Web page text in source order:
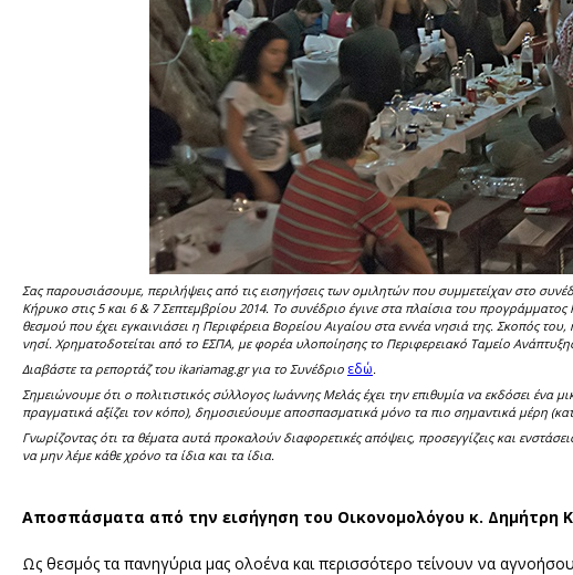
Σας παρουσιάσουμε, περιλήψεις από τις εισηγήσεις των ομιλητών που συμμετείχαν στο
Κήρυκο στις 5 και 6 & 7 Σεπτεμβρίου 2014. Το συνέδριο έγινε στα πλαίσια του
θεσμού που έχει εγκαινιάσει η Περιφέρεια Βορείου Αιγαίου στα εννέα νησιά της. Σκοπός
νησί. Χρηματοδοτείται από το ΕΣΠΑ, με φορέα υλοποίησης το Περιφερειακό Ταμείο
Διαβάστε τα ρεπορτάζ του ikariamag.gr για το Συνέδριο εδώ.
Σημειώνουμε ότι ο πολιτιστικός σύλλογος Ιωάννης Μελάς έχει την επιθυμία να εκδόσει
πραγματικά αξίζει τον κόπο), δημοσιεύουμε αποσπασματικά μόνο τα πιο σημαντικά μέρη
Γνωρίζοντας ότι τα θέματα αυτά προκαλούν διαφορετικές απόψεις, προσεγγίζεις και
να μην λέμε κάθε χρόνο τα ίδια και τα ίδια.
Αποσπάσματα από την εισήγηση του Οικονομολόγου κ. Δημήτρη
Ως θεσμός τα πανηγύρια μας ολοένα και περισσότερο τείνουν να